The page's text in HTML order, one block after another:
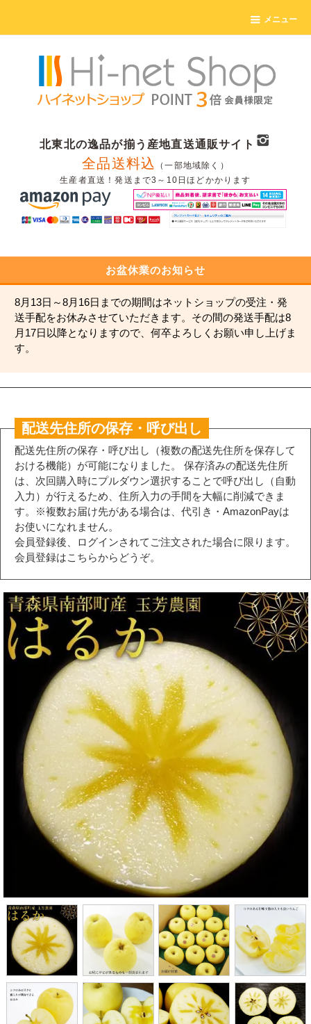
メニュー
北東北の逸品が揃う産地直送通販サイト
全品送料込
（一部地域除く）
生産者直送！発送まで3～10日ほどかかります
お盆休業のお知らせ
8月13日～8月16日までの期間はネットショップの受注・発
送手配をお休みさせていただきます。その間の発送手配は8
月17日以降となりますので、何卒よろしくお願い申し上げま
す。
配送先住所の保存・呼び出し
配送先住所の保存・呼び出し（複数の配送先住所を保存して
おける機能）が可能になりました。 保存済みの配送先住所
は、次回購入時にプルダウン選択することで呼び出し（自動
入力）が行えるため、住所入力の手間を大幅に削減できま
す。※複数お届け先がある場合は、代引き・AmazonPayは
お使いになれません。
会員登録後、ログインされてご注文された場合に限ります。
会員登録はこちらからどうぞ。